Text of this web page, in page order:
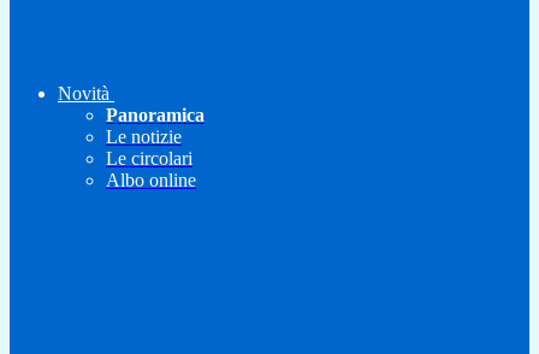
Novità
Panoramica
Le notizie
Le circolari
Albo online